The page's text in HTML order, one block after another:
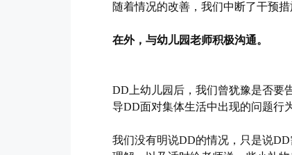
随着情况的改善，我们中断了干预
在外，与幼儿园老师积极沟通。
DD上幼儿园后，我们曾犹豫是否要
导DD面对集体生活中出现的问题行为
我们没有明说DD的情况，只是说